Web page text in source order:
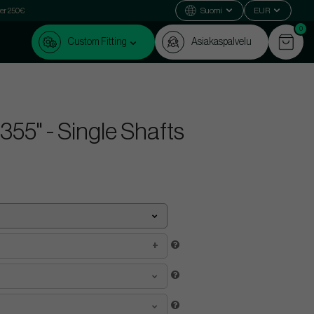
250€ Suomi EUR
Custom Fitting Asiakaspalvelu
0
- Single Shafts